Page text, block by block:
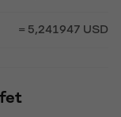
= 5,241947 USD